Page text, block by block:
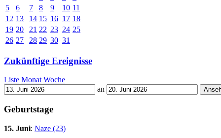
5
6 7 8 9 10 11
12 13 14 15 16 17 18
19 20 21 22 23 24 25
26 27 28 29 30 31
Zukünftige Ereignisse
Liste Monat Woche
an
Geburtstage
15. Juni: Naze (23)